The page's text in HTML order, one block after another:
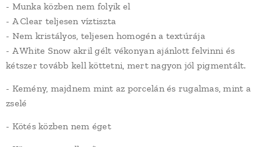
- Munka közben nem folyik el
- A Clear teljesen víztiszta
- Nem kristályos, teljesen homogén a textúrája
- A White Snow akril gélt vékonyan ajánlott felvinni és
kétszer tovább kell köttetni, mert nagyon jól pigmentált.
- Kemény, majdnem mint az porcelán és rugalmas, mint a
zselé
- Kötés közben nem éget